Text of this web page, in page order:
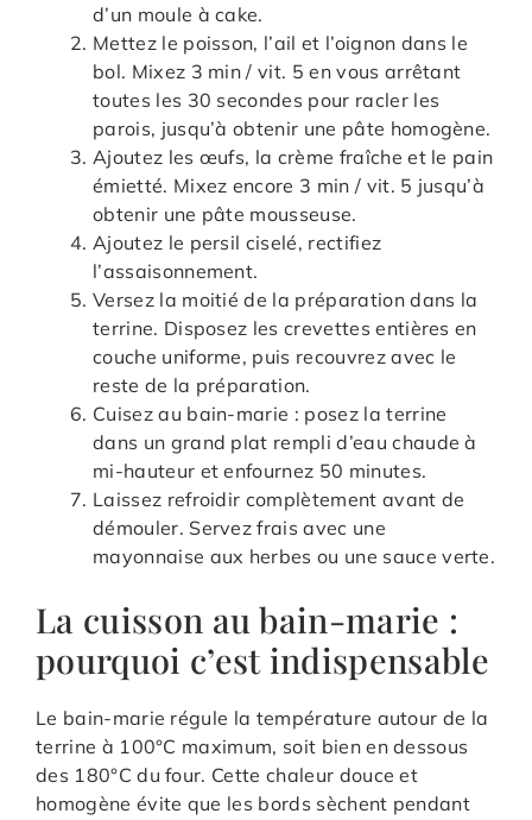
d’un moule à cake.
Mettez le poisson, l’ail et l’oignon dans le
bol. Mixez 3 min / vit. 5 en vous arrêtant
toutes les 30 secondes pour racler les
parois, jusqu’à obtenir une pâte homogène.
Ajoutez les œufs, la crème fraîche et le pain
émietté. Mixez encore 3 min / vit. 5 jusqu’à
obtenir une pâte mousseuse.
Ajoutez le persil ciselé, rectifiez
l’assaisonnement.
Versez la moitié de la préparation dans la
terrine. Disposez les crevettes entières en
couche uniforme, puis recouvrez avec le
reste de la préparation.
Cuisez au bain-marie : posez la terrine
dans un grand plat rempli d’eau chaude à
mi-hauteur et enfournez 50 minutes.
Laissez refroidir complètement avant de
démouler. Servez frais avec une
mayonnaise aux herbes ou une sauce verte.
La cuisson au bain-marie :
pourquoi c’est indispensable
Le bain-marie régule la température autour de la
terrine à 100°C maximum, soit bien en dessous
des 180°C du four. Cette chaleur douce et
homogène évite que les bords sèchent pendant